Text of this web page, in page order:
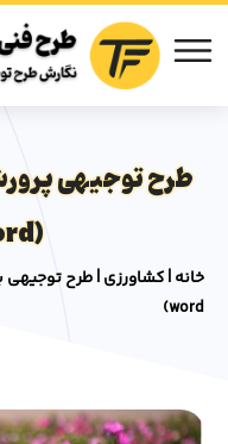
(pdf + word)
خانه|کشاورزی|
word)